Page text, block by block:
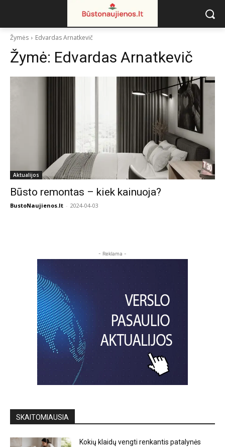
Žymės Edvardas Arnatkevič
Žymė: Edvardas Arnatkevič
Aktualijos
Būsto remontas – kiek kainuoja?
BustoNaujienos.lt - 2024-04-03
- Reklama -
SKAITOMIAUSIA
Kokių klaidų vengti renkantis patalynės